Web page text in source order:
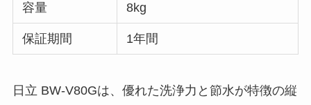
容量 8kg
保証期間 1年間
日立 BW-V80Gは、優れた洗浄力と節水が特徴の縦